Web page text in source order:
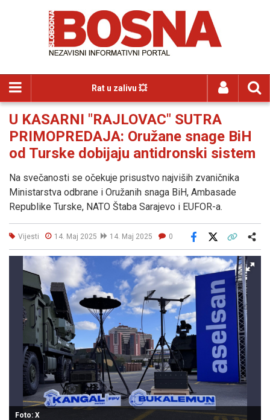
Rat u zalivu 💥
U KASARNI "RAJLOVAC" SUTRA
PRIMOPREDAJA: Oružane snage BiH
od Turske dobijaju antidronski sistem
Na svečanosti se očekuje prisustvo najviših zvaničnika
Ministarstva odbrane i Oružanih snaga BiH, Ambasade
Republike Turske, NATO Štaba Sarajevo i EUFOR-a.
Vijesti 14. Maj 2025 14. Maj 2025 0
Facebook
Foto: X